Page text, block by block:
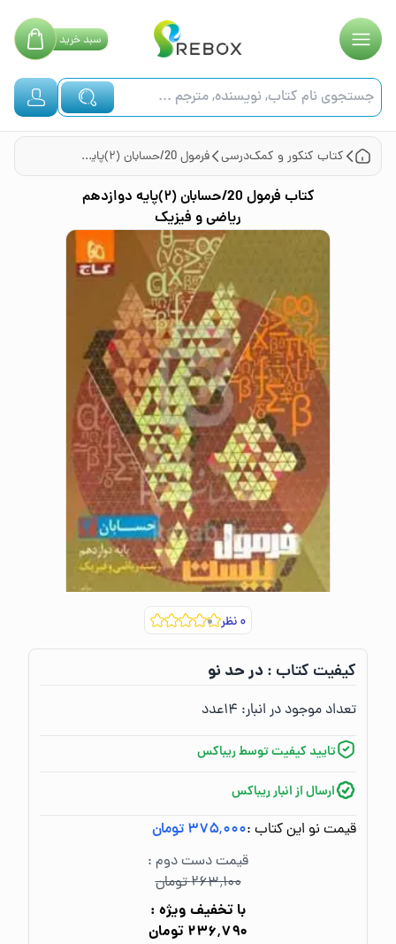
سبدخرید
کتاب کنکور و کمک‌درسی فرمول 20/حسابان (۲)پایه دوازدهم ریاضی و فیزیک
کتاب
فرمول 20/حسابان (۲)پایه دوازدهم
ریاضی و فیزیک
۰نظر
کیفیت کتاب :‌در حد نو
تعداد موجود در انبار:‌ ۱۴عدد
تایید کیفیت توسط ریباکس
ارسال از انبار ریباکس
قیمت نو این کتاب :۳۷۵٬۰۰۰ تومان
قیمت دست دوم :
۲۶۳٬۱۰۰ تومان
با تخفیف ویژه :
۲۳۶٬۷۹۰ تومان